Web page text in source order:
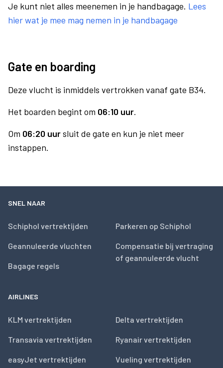
Je kunt niet alles meenemen in je handbagage. Lees
hier wat je mee mag nemen in je handbagage
Gate en boarding
Deze vlucht is inmiddels vertrokken vanaf gate B34.
Het boarden begint om 06:10 uur.
Om 06:20 uursluit de gate en kun je niet meer
instappen.
SNEL NAAR
Schiphol vertrektijden
Geannuleerde vluchten
Bagage regels
Parkeren op Schiphol
Compensatie bij vertraging
of geannuleerde vlucht
AIRLINES
KLM vertrektijden
Transavia vertrektijden
easyJet vertrektijden
Delta vertrektijden
Ryanair vertrektijden
Vueling vertrektijden